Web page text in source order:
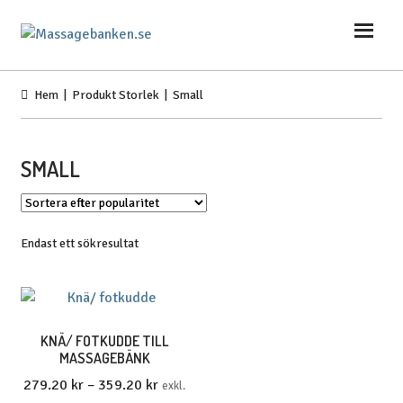
Hoppa
Hoppa
Hem | Produkt Storlek | Small
SMALL
Endast ett sökresultat
KNÄ/ FOTKUDDE TILL
MASSAGEBÄNK
279.20 kr – 359.20 krPrisintervall:
exkl.